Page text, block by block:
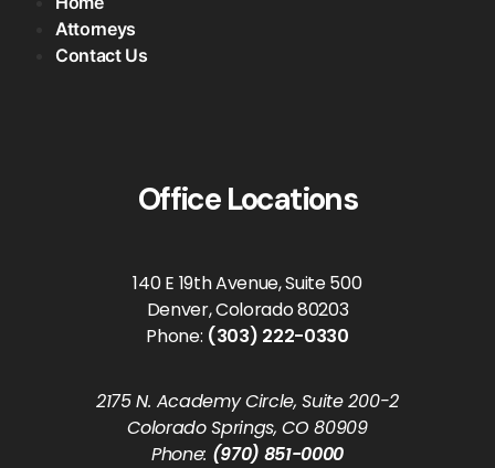
Attorneys
Contact Us
Office Locations
140 E 19th Avenue, Suite 500
Denver, Colorado 80203
Phone: (303) 222-0330
2175 N. Academy Circle, Suite 200-2
Colorado Springs, CO 80909
Phone: (970) 851-0000